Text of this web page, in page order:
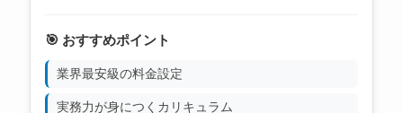
🎯 おすすめポイント
業界最安級の料金設定
実務力が身につくカリキュラム